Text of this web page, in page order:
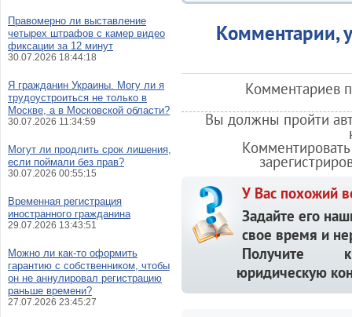
Комментарии,
Комментариев
Вы должны пройти
У Вас похожий
Задайте его
свое время и
Получите
юридическую
Правомерно ли выставление
четырех штрафов с камер видео
фиксации за 12 минут
30.07.2026 18:44:18
Я гражданин Украины. Могу ли я
трудоустроиться не только в
Москве, а в Московской области?
30.07.2026 11:34:59
Могут ли продлить срок лишения,
если поймали без прав?
30.07.2026 00:55:15
Временная регистрация
иностранного гражданина
29.07.2026 13:43:51
Можно ли как-то оформить
гарантию с собственником, чтобы
он не аннулировал регистрацию
раньше времени?
27.07.2026 23:45:27